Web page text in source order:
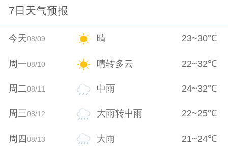
7日天气预报
今天08/09 晴 23~30℃
周一08/10 晴转多云 22~32℃
周二08/11 中雨 24~32℃
周三08/12 大雨转中雨 22~25℃
周四08/13 大雨 21~24℃